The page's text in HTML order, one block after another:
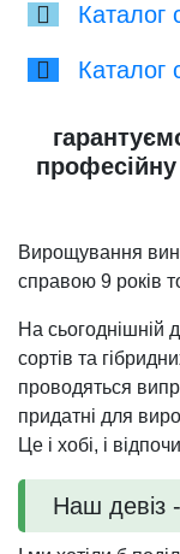
Каталог
Каталог
Вирощування
справою 9 років
На сьогоднішній
сортів та
проводяться
придатні для
Це і хобі, і
Наш девіз -